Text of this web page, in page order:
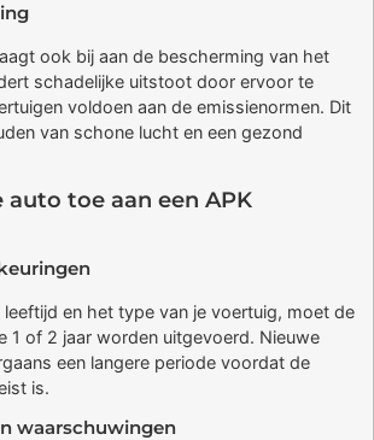
ook bij aan de bescherming van het
schadelijke uitstoot door ervoor te
voldoen aan de emissienormen. Dit
van schone lucht en een gezond
auto toe aan een APK
leeftijd en het type van je voertuig, moet de
1 of 2 jaar worden uitgevoerd. Nieuwe
een langere periode voordat de
is.
waarschuwingen